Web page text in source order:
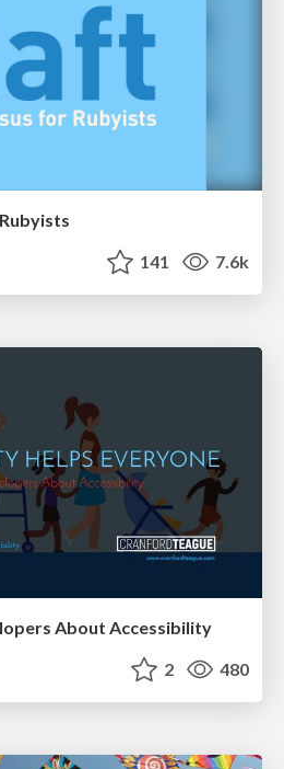
141 7.6k
About Accessibility
2 480